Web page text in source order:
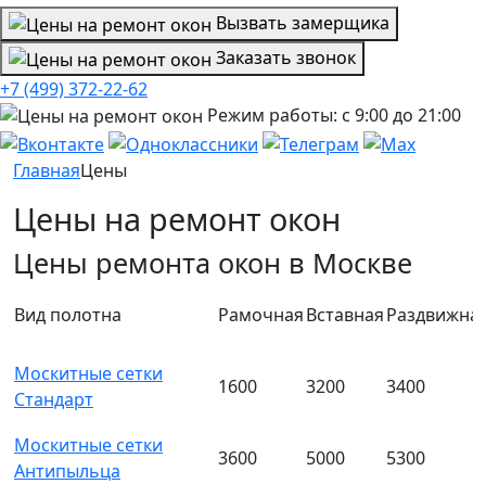
Вызвать замерщика
Заказать звонок
+7 (499) 372-22-62
Режим работы: с 9:00 до 21:00
ГлавнаяЦены
Цены на ремонт окон
Цены ремонта окон в Москве
Вид полотна РамочнаяВставная
Москитные сетки
Стандарт
1600 3200 3400
Москитные сетки
Антипыльца
3600 5000 5300